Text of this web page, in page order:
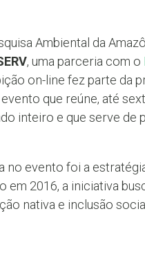
Ambiental da
, uma parceria com o
on-line fez parte da
evento que reúne, até
inteiro e que serve
no evento foi a
em 2016, a iniciativa
nativa e inclusão